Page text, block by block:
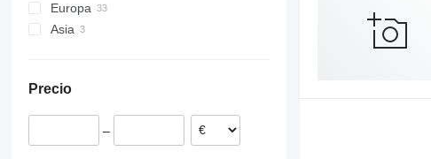
Europa
Suecia
Francia
Asia
Precio
–